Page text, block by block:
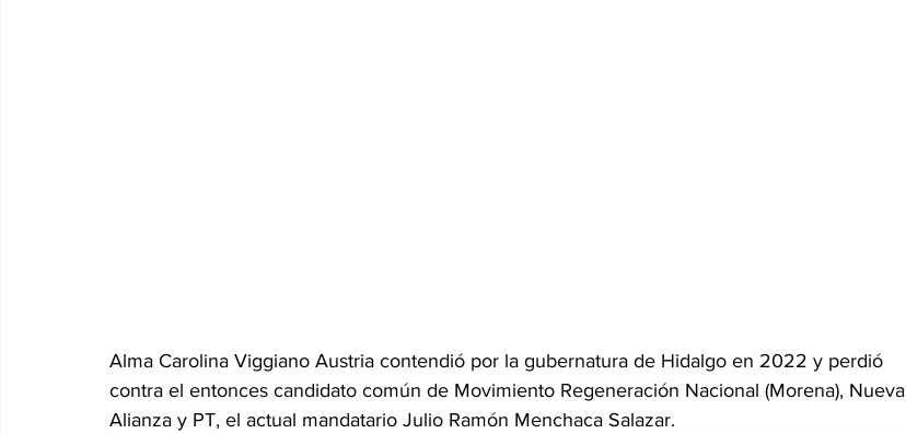
Alma Carolina Viggiano Austria contendió por la gubernatura de Hidalgo en 2022 y perdió
contra el entonces candidato común de Movimiento Regeneración Nacional (Morena), Nueva
Alianza y PT, el actual mandatario Julio Ramón Menchaca Salazar.